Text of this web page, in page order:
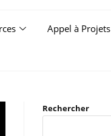
Appel à Projets
Rechercher